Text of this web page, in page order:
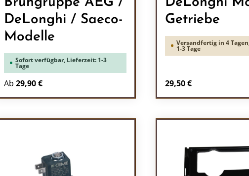
DeLonghi / Saeco-
Modelle
Sofort verfügbar, Lieferzeit: 1-3
Tage
Ab 29,90 €
Getriebe
Versandfertig in 4
1-3 Tage
Regulärer Preis:
29,50 €